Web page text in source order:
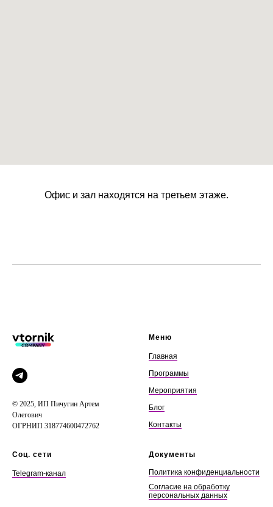
Офис и зал находятся на третьем этаже.
© 2025, ИП Пичугин Артем
Олегович
ОГРНИП 318774600472762
Меню
Главная
Программы
Мероприятия
Блог
Контакты
Соц. сети
Telegram-канал
Документы
Политика конфиденциальности
Согласие на обработку
персональных данных